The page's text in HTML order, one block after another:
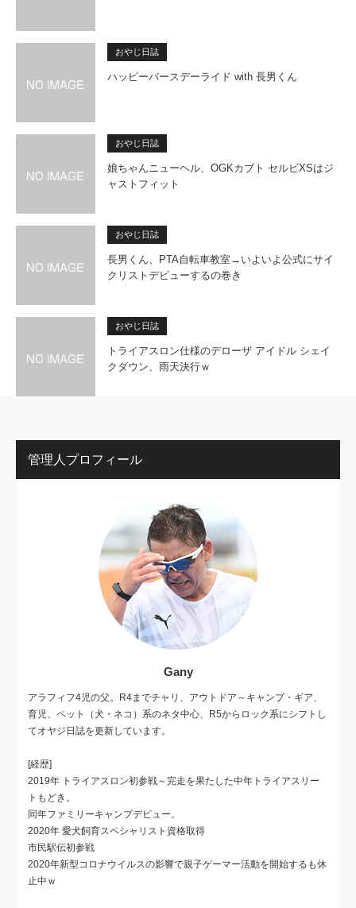
おやじ日誌
ハッピーバースデーライド with 長男くん
おやじ日誌
娘ちゃんニューヘル、OGKカブト セルビXSはジ
ャストフィット
おやじ日誌
長男くん、PTA自転車教室→いよいよ公式にサイ
クリストデビューするの巻き
おやじ日誌
トライアスロン仕様のデローザ アイドル シェイ
クダウン、雨天決行ｗ
管理人プロフィール
Gany
アラフィフ4児の父。R4までチャリ、アウトドア～キャンプ・ギア、
育児、ペット（犬・ネコ）系のネタ中心、R5からロック系にシフトし
てオヤジ日誌を更新しています。
[経歴]
2019年 トライアスロン初参戦～完走を果たした中年トライアスリー
トもどき。
同年ファミリーキャンプデビュー。
2020年 愛犬飼育スペシャリスト資格取得
市民駅伝初参戦
2020年新型コロナウイルスの影響で親子ゲーマー活動を開始するも休
止中ｗ